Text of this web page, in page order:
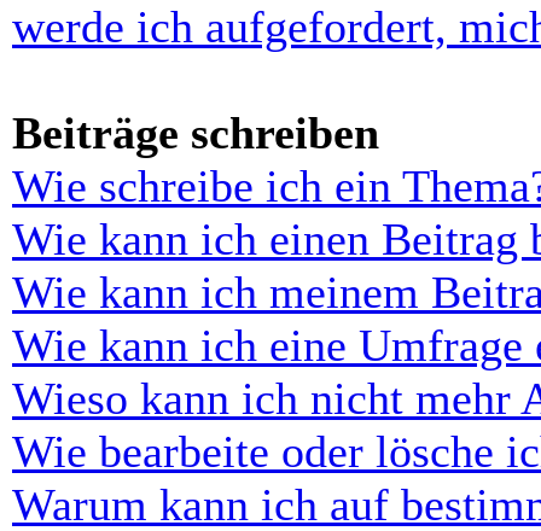
werde ich aufgefordert,
Beiträge schreiben
Wie schreibe ich ein
Wie kann ich einen Beitrag
Wie kann ich meinem
Wie kann ich eine Umfrage
Wieso kann ich nicht mehr
Wie bearbeite oder lösche
Warum kann ich auf